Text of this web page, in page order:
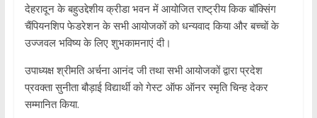
देहरादून के बहुउद्देशीय क्रीडा भवन में आयोजित राष्ट्रीय किक बॉक्सिंग
चैंपियनशिप फेडरेशन के सभी आयोजकों को धन्यवाद किया और बच्चों के
उज्जवल भविष्य के लिए शुभकामनाएं दी।
उपाध्यक्ष श्रीमति अर्चना आनंद जी तथा सभी आयोजकों द्वारा प्रदेश
प्रवक्ता सुनीता बौड़ाई विद्यार्थी को गेस्ट ऑफ ऑनर स्मृति चिन्ह देकर
सम्मानित किया.